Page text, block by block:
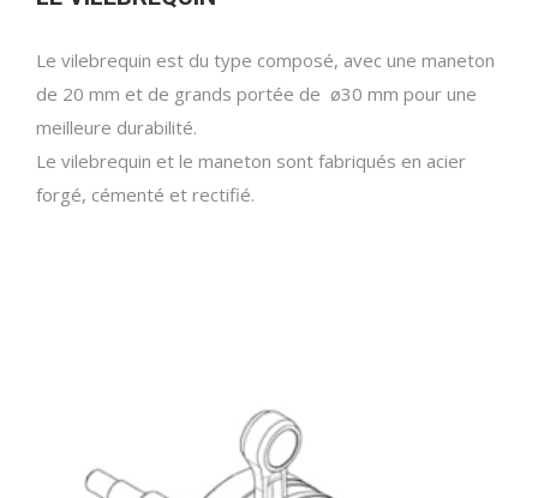
Le vilebrequin est du type composé, avec une maneton
de 20 mm et de grands portée de ø30 mm pour une
meilleure durabilité.
Le vilebrequin et le maneton sont fabriqués en acier
forgé, cémenté et rectifié.